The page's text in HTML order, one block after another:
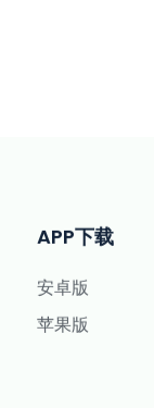
APP下载
安卓版
苹果版